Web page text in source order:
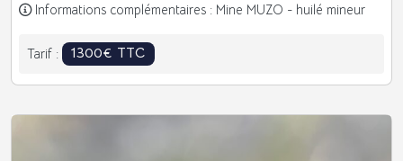
Informations complémentaires : Mine MUZO - huilé mineur
Tarif : 1300€ TTC